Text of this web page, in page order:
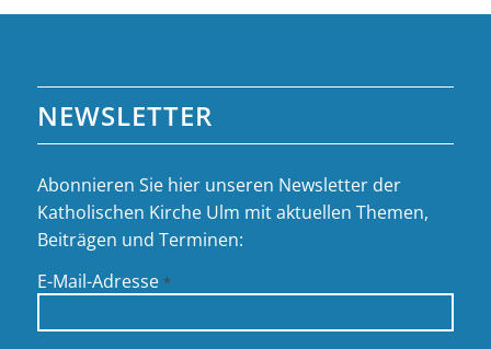
NEWSLETTER
Abonnieren Sie hier unseren Newsletter der
Katholischen Kirche Ulm mit aktuellen Themen,
Beiträgen und Terminen:
E-Mail-Adresse *